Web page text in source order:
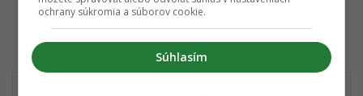
ochrany súkromia a súborov cookie.
Súhlasím